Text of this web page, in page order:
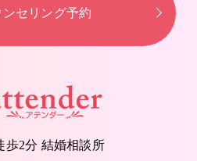
セリング予約
歩2分 結婚相談所